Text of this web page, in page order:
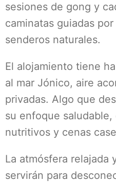
sesiones de gong y
caminatas guiadas
senderos naturales.
El alojamiento tiene
al mar Jónico, aire
privadas. Algo que
su enfoque
nutritivos y cenas
La atmósfera relajada
servirán para